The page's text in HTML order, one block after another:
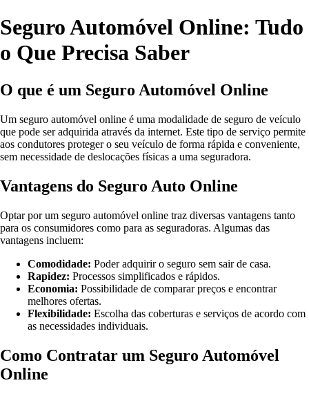
Seguro Automóvel Online: Tudo
o Que Precisa Saber
O que é um Seguro Automóvel Online
Um seguro automóvel online é uma modalidade de seguro de veículo
que pode ser adquirida através da internet. Este tipo de serviço permite
aos condutores proteger o seu veículo de forma rápida e conveniente,
sem necessidade de deslocações físicas a uma seguradora.
Vantagens do Seguro Auto Online
Optar por um seguro automóvel online traz diversas vantagens tanto
para os consumidores como para as seguradoras. Algumas das
vantagens incluem:
Comodidade: Poder adquirir o seguro sem sair de casa.
Rapidez: Processos simplificados e rápidos.
Economia: Possibilidade de comparar preços e encontrar
melhores ofertas.
Flexibilidade: Escolha das coberturas e serviços de acordo com
as necessidades individuais.
Como Contratar um Seguro Automóvel
Online